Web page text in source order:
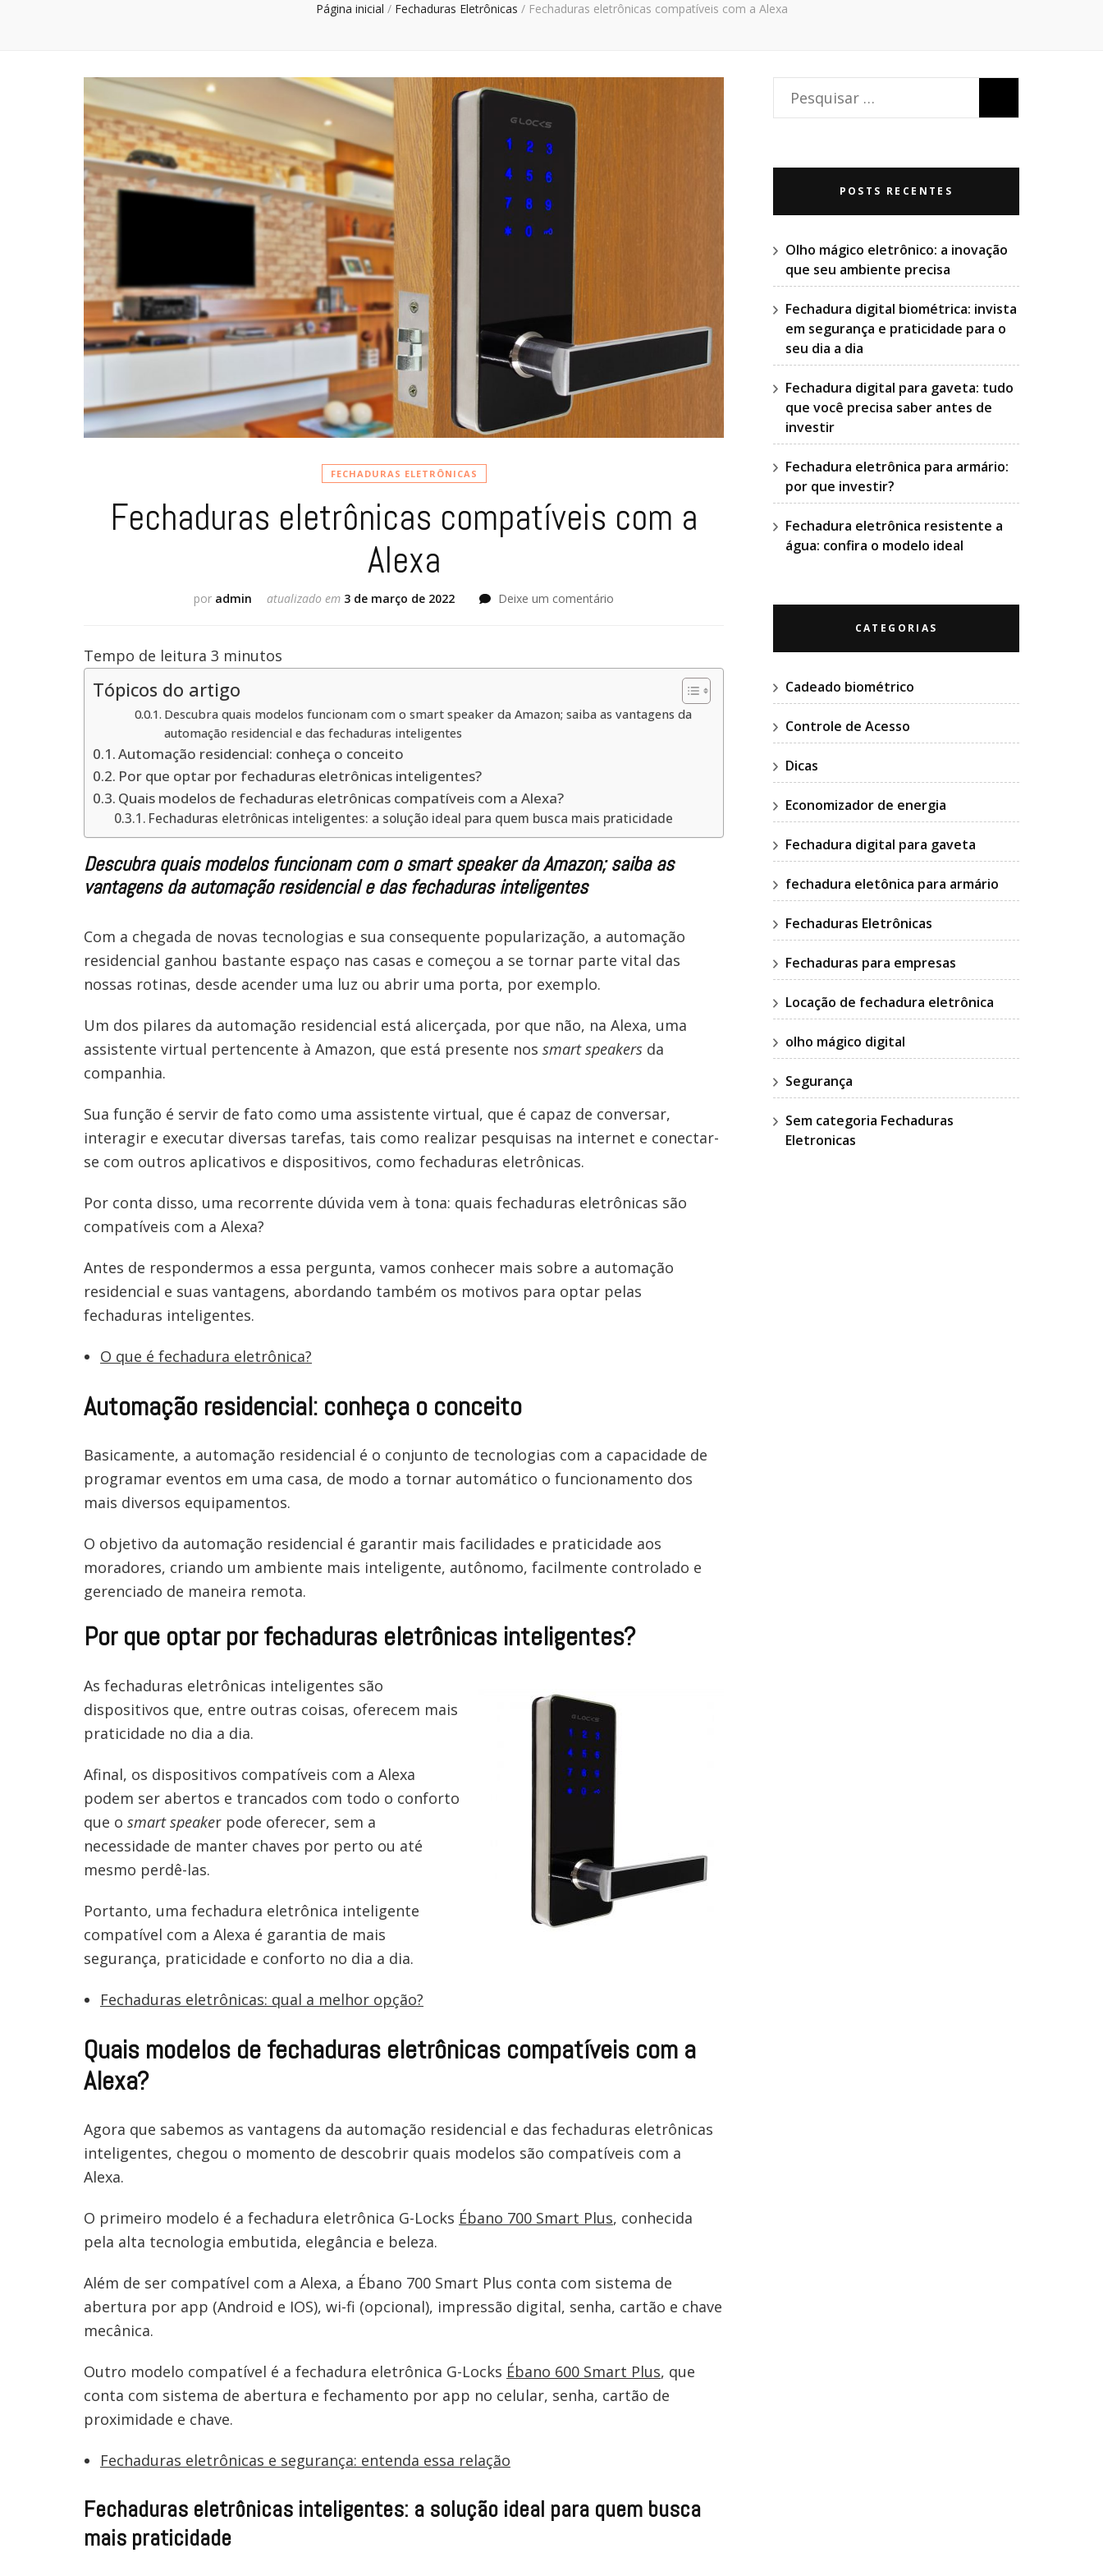
Página inicial / Fechaduras Eletrônicas / Fechaduras eletrônicas compatíveis com a Alexa
FECHADURAS ELETRÔNICAS
Fechaduras eletrônicas compatíveis com a
Alexa
por admin atualizado em 3 de março de 2022 Deixe um comentário
com
Tempo de leitura 3 minutos
Tópicos do artigo
Descubra quais modelos funcionam com o smart speaker da Amazon; saiba as vantagens da
automação residencial e das fechaduras inteligentes
Automação residencial: conheça o conceito
Por que optar por fechaduras eletrônicas inteligentes?
Quais modelos de fechaduras eletrônicas compatíveis com a Alexa?
Fechaduras eletrônicas inteligentes: a solução ideal para quem busca mais praticidade
Descubra quais modelos funcionam com o smart speaker da Amazon; saiba as
vantagens da automação residencial e das fechaduras inteligentes
Com a chegada de novas tecnologias e sua consequente popularização, a automação
residencial ganhou bastante espaço nas casas e começou a se tornar parte vital das
nossas rotinas, desde acender uma luz ou abrir uma porta, por exemplo.
Um dos pilares da automação residencial está alicerçada, por que não, na Alexa, uma
assistente virtual pertencente à Amazon, que está presente nos smart speakers da
companhia.
Sua função é servir de fato como uma assistente virtual, que é capaz de conversar,
interagir e executar diversas tarefas, tais como realizar pesquisas na internet e conectar-
se com outros aplicativos e dispositivos, como fechaduras eletrônicas.
Por conta disso, uma recorrente dúvida vem à tona: quais fechaduras eletrônicas são
compatíveis com a Alexa?
Antes de respondermos a essa pergunta, vamos conhecer mais sobre a automação
residencial e suas vantagens, abordando também os motivos para optar pelas
fechaduras inteligentes.
O que é fechadura eletrônica?
Automação residencial: conheça o conceito
Basicamente, a automação residencial é o conjunto de tecnologias com a capacidade de
programar eventos em uma casa, de modo a tornar automático o funcionamento dos
mais diversos equipamentos.
O objetivo da automação residencial é garantir mais facilidades e praticidade aos
moradores, criando um ambiente mais inteligente, autônomo, facilmente controlado e
gerenciado de maneira remota.
Por que optar por fechaduras eletrônicas inteligentes?
As fechaduras eletrônicas inteligentes são
dispositivos que, entre outras coisas, oferecem mais
praticidade no dia a dia.
Afinal, os dispositivos compatíveis com a Alexa
podem ser abertos e trancados com todo o conforto
que o smart speaker pode oferecer, sem a
necessidade de manter chaves por perto ou até
mesmo perdê-las.
Portanto, uma fechadura eletrônica inteligente
compatível com a Alexa é garantia de mais
segurança, praticidade e conforto no dia a dia.
Fechaduras eletrônicas: qual a melhor opção?
Quais modelos de fechaduras eletrônicas compatíveis com a
Alexa?
Agora que sabemos as vantagens da automação residencial e das fechaduras eletrônicas
inteligentes, chegou o momento de descobrir quais modelos são compatíveis com a
Alexa.
O primeiro modelo é a fechadura eletrônica G-Locks Ébano 700 Smart Plus, conhecida
pela alta tecnologia embutida, elegância e beleza.
Além de ser compatível com a Alexa, a Ébano 700 Smart Plus conta com sistema de
abertura por app (Android e IOS), wi-fi (opcional), impressão digital, senha, cartão e chave
mecânica.
Outro modelo compatível é a fechadura eletrônica G-Locks Ébano 600 Smart Plus, que
conta com sistema de abertura e fechamento por app no celular, senha, cartão de
proximidade e chave.
Fechaduras eletrônicas e segurança: entenda essa relação
Fechaduras eletrônicas inteligentes: a solução ideal para quem busca
mais praticidade
Pesquisar
por:
POSTS RECENTES
Olho mágico eletrônico: a inovação
que seu ambiente precisa
Fechadura digital biométrica: invista
em segurança e praticidade para o
seu dia a dia
Fechadura digital para gaveta: tudo
que você precisa saber antes de
investir
Fechadura eletrônica para armário:
por que investir?
Fechadura eletrônica resistente a
água: confira o modelo ideal
CATEGORIAS
Cadeado biométrico
Controle de Acesso
Dicas
Economizador de energia
Fechadura digital para gaveta
fechadura eletônica para armário
Fechaduras Eletrônicas
Fechaduras para empresas
Locação de fechadura eletrônica
olho mágico digital
Segurança
Sem categoria Fechaduras
Eletronicas